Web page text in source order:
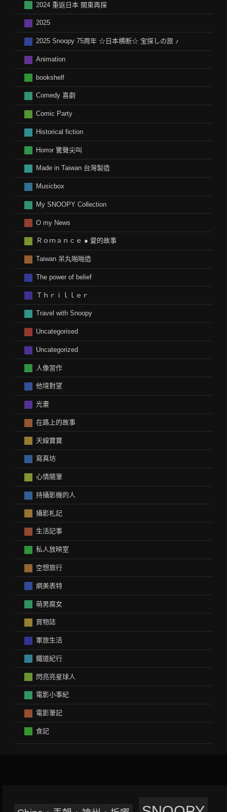
2024 重返日本 關東再探
2025
2025 Snoopy 75周年 ☆日本横断☆ 宝探しの旅 ♪
Animation
bookshelf
Comedy 喜劇
Comic Party
Historical fiction
Horror 驚聲尖叫
Made in Taiwan 台灣製造
Musicbox
My SNOOPY Collection
O my News
Ｒｏｍａｎｃｅ ● 愛的故事
Taiwan 呆丸啪啪造
The power of belief
Ｔｈｒｉｌｌｅｒ
Travel with Snoopy
Uncategorised
Uncategorized
人像習作
他境對望
光畫
在路上的故事
天線寶寶
寫真坊
心情隨筆
持攝影機的人
攝影札記
生活記事
私人放映室
空想旅行
網美表特
萌男腐女
買物誌
軍旅生活
鐵道紀行
閃亮亮星球人
電影小事紀
電影筆記
食記